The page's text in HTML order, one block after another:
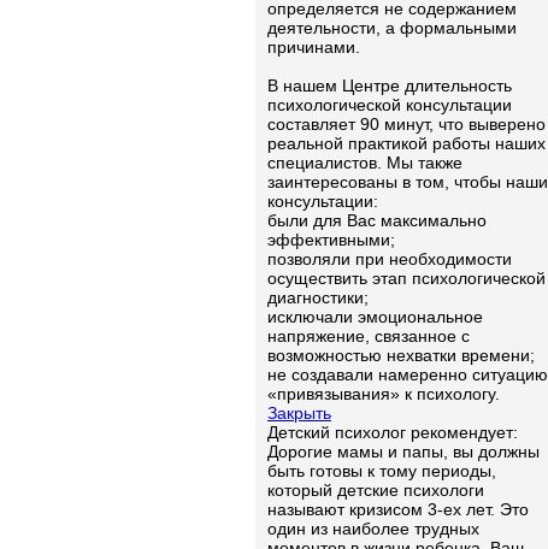
определяется не содержанием
деятельности, а формальными
причинами.
В нашем Центре длительность
психологической консультации
составляет 90 минут, что выверено
реальной практикой работы наших
специалистов. Мы также
заинтересованы в том, чтобы наши
консультации:
были для Вас максимально
эффективными;
позволяли при необходимости
осуществить этап психологической
диагностики;
исключали эмоциональное
напряжение, связанное с
возможностью нехватки времени;
не создавали намеренно ситуацию
«привязывания» к психологу.
Закрыть
Детский психолог рекомендует:
Дорогие мамы и папы, вы должны
быть готовы к тому периоды,
который детские психологи
называют кризисом 3-ех лет. Это
один из наиболее трудных